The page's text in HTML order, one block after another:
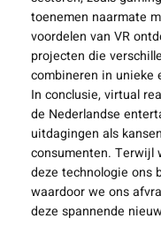
vermaken blijven
meer realistische
eindeloos.
Daarnaast zal de
sectoren, zoals
toenemen naarmate
voordelen van VR
projecten die
combineren in unieke
In conclusie, virtual
de Nederlandse